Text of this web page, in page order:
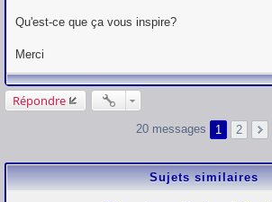
Qu'est-ce que ça vous inspire?
Merci
Répondre
20 messages 1 2
Sujets similaires